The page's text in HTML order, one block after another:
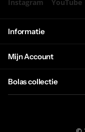
Instagram YouTube
Informatie
Mijn Account
Bolas collectie